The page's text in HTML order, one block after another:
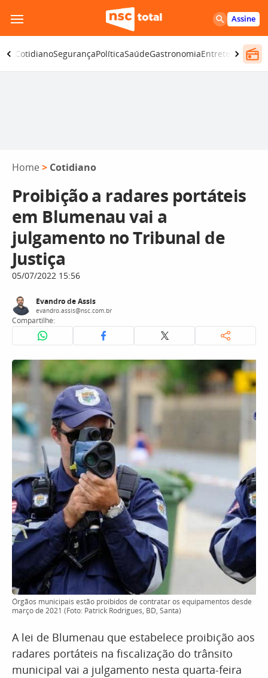
para
o
conteúdo
Assine
CotidianoSegurançaPolíticaSaúdeGastronomiaEntretenimento
Home > Cotidiano
Proibição a radares portáteis
em Blumenau vai a
julgamento no Tribunal de
Justiça
05/07/2022 15:56
Evandro de Assis
evandro.assis@nsc.com.br
Compartilhe:
Órgãos municipais estão proibidos de contratar os equipamentos desde
março de 2021 (Foto: Patrick Rodrigues, BD, Santa)
A lei de Blumenau que estabelece proibição aos
radares portáteis na fiscalização do trânsito
municipal vai a julgamento nesta quarta-feira